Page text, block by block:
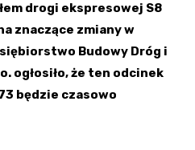
drogi ekspresowej S8
znaczące zmiany w
Budowy Dróg i
ogłosiło, że ten odcinek
będzie czasowo